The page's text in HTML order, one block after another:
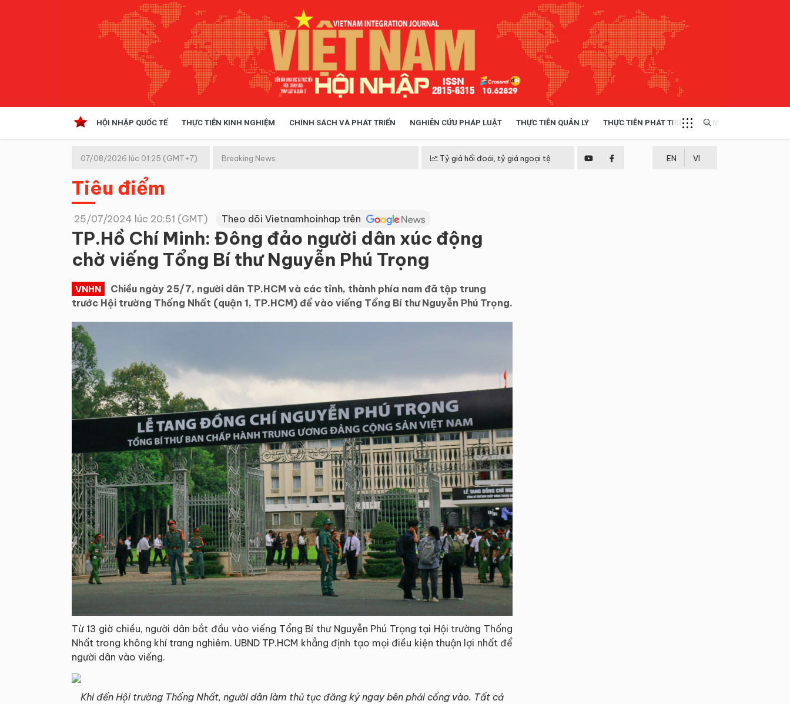
HỘI NHẬP QUỐC TẾ THỰC TIỄN KINH NGHIỆM CHÍNH SÁCH VÀ PHÁT TRIỂN NGHIÊN CỨU PHÁP LUẬT THỰC TIỄN QUẢN LÝ THỰC TIỄN PHÁT TRIỂN MULTIMEDIA
Kinh tế hội nhập
Doanh nghiệp
07/08/2026 lúc 01:25 (GMT+7) Breaking News Tỷ giá hối đoái, tỷ giá ngoại tệ EN VI
Tiêu điểm
25/07/2024 lúc 20:51 (GMT) Theo dõi Vietnamhoinhap trên
TP.Hồ Chí Minh: Đông đảo người dân xúc động
chờ viếng Tổng Bí thư Nguyễn Phú Trọng
VNHN
Chiều ngày 25/7, người dân TP.HCM và các tỉnh, thành phía nam đã tập trung
trước Hội trường Thống Nhất (quận 1, TP.HCM) để vào viếng Tổng Bí thư Nguyễn Phú Trọng.
Từ 13 giờ chiều, người dân bắt đầu vào viếng Tổng Bí thư Nguyễn Phú Trọng tại Hội trường Thống
Nhất trong không khí trang nghiêm. UBND TP.HCM khẳng định tạo mọi điều kiện thuận lợi nhất để
người dân vào viếng.
Khi đến Hội trường Thống Nhất, người dân làm thủ tục đăng ký ngay bên phải cổng vào. Tất cả